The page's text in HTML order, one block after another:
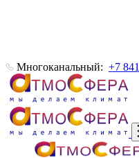
Многоканальный: +7